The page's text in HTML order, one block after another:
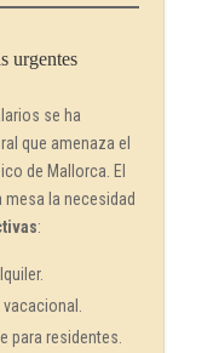
urgentes
se ha
que amenaza el
de Mallorca. El
la necesidad
:
para residentes.